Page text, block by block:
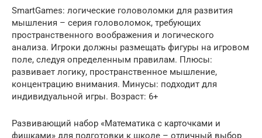
SmartGames: логические головоломки для развития
мышления – серия головоломок, требующих
пространственного воображения и логического
анализа. Игроки должны размещать фигуры на игровом
поле, следуя определенным правилам. Плюсы:
развивает логику, пространственное мышление,
концентрацию внимания. Минусы: подходит для
индивидуальной игры. Возраст: 6+
Развивающий набор «Математика с карточками и
фишками» для подготовки к школе – отличный выбор